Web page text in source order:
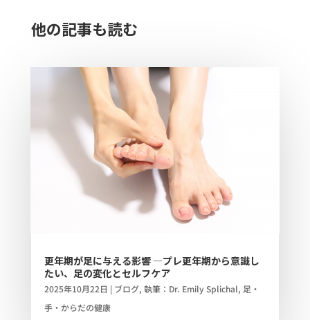
他の記事も読む​
更年期が足に与える影響 —プレ更年期から意識し
たい、足の変化とセルフケア
2025年10月22日 | ブログ, 執筆：Dr. Emily Splichal, 足・
手・からだの健康